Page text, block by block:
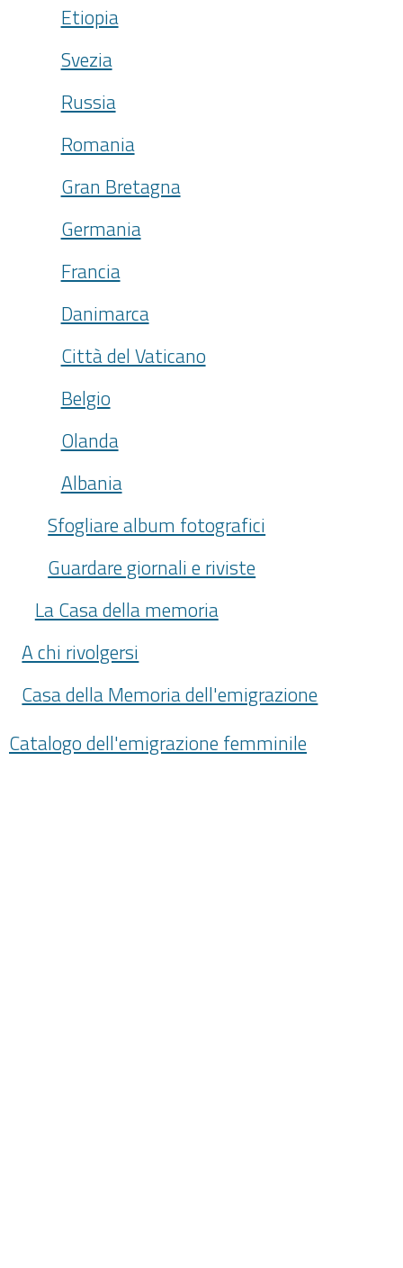
Etiopia
Svezia
Russia
Romania
Gran Bretagna
Germania
Francia
Danimarca
Città del Vaticano
Belgio
Olanda
Albania
Sfogliare album fotografici
Guardare giornali e riviste
La Casa della memoria
A chi rivolgersi
Casa della Memoria dell'emigrazione
Catalogo dell'emigrazione femminile